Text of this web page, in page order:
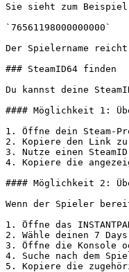
Sie sieht zum
`76561198000000000`
Der Spielername
### SteamID64 finden
Du kannst deine
#### Möglichkeit 1:
1. Öffne dein Steam-
2. Kopiere den Link
3. Nutze einen
4. Kopiere die
#### Möglichkeit 2:
Wenn der Spieler
1. Öffne das
2. Wähle deinen 7
3. Öffne die Konsole
4. Suche nach dem
5. Kopiere die